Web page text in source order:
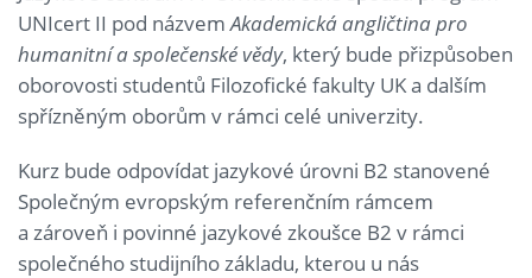
UNIcert II pod názvemAkademická angličtina pro
humanitní a společenské vědy, který bude přizpůsoben
oborovosti studentů Filozofické fakulty UK a dalším
spřízněným oborům v rámci celé univerzity.
Kurz bude odpovídat jazykové úrovni B2 stanovené
Společným evropským referenčním rámcem
a zároveň i povinné jazykové zkoušce B2 v rámci
společného studijního základu, kterou u nás